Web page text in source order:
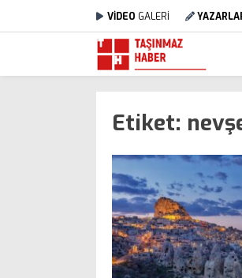
VİDEO GALERİ
Etiket: